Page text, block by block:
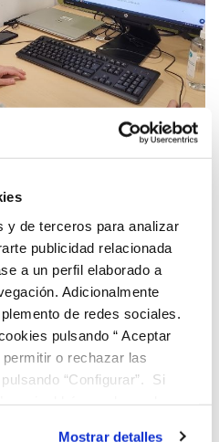
y de terceros para analizar
publicidad relacionada
a un perfil elaborado a
Adicionalmente
de redes sociales.
pulsando “ Aceptar
permitir o rechazar las
“Configurar”. Si
Mostrar detalles
participadas
multicanal